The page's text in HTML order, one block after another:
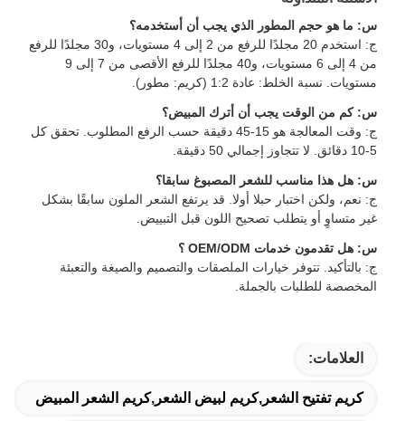
س: ما هو حجم المطور الذي يجب أن أستخدمه؟
ج: استخدم 20 مجلدًا للرفع من 2 إلى 4 مستويات، و30 مجلدًا للرفع
من 4 إلى 6 مستويات، و40 مجلدًا للرفع الأقصى من 7 إلى 9
مستويات. نسبة الخلط: عادة 1:2 (كريم: مطور).
س: كم من الوقت يجب أن أترك المبيض؟
ج: وقت المعالجة هو 15-45 دقيقة حسب الرفع المطلوب. تحقق كل
5-10 دقائق. لا تتجاوز إجمالي 50 دقيقة.
س: هل هذا مناسب للشعر المصبوغ سابقا؟
ج: نعم، ولكن اختبار حبلا أولا. قد يرتفع الشعر الملون سابقًا بشكل
غير متساوٍ أو يتطلب تصحيح اللون قبل التبييض.
س: هل تقدمون خدمات OEM/ODM ؟
ج: بالتأكيد. تتوفر خيارات الملصقات والتصميم والصيغة والتعبئة
المخصصة للطلبات بالجملة.
العلامات:
كريم تفتيح الشعر,كريم لبيض الشعر,كريم الشعر المبيض